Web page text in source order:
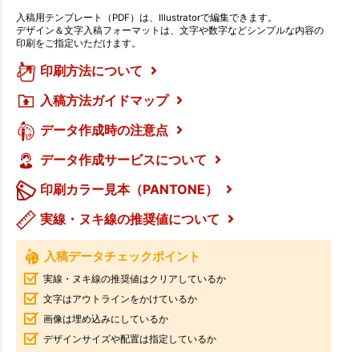
入稿用テンプレート（PDF）は、Illustratorで編集できます。
デザイン＆文字入稿フォーマットは、文字や数字などシンプルな内容の
印刷をご指定いただけます。
印刷方法について
入稿方法ガイドマップ
データ作成時の注意点
データ作成サービスについて
印刷カラー見本（PANTONE）
実線・ヌキ線の推奨値について
入稿データチェックポイント
実線・ヌキ線の推奨値はクリアしているか
文字はアウトラインをかけているか
画像は埋め込みにしているか
デザインサイズや配置は指定しているか